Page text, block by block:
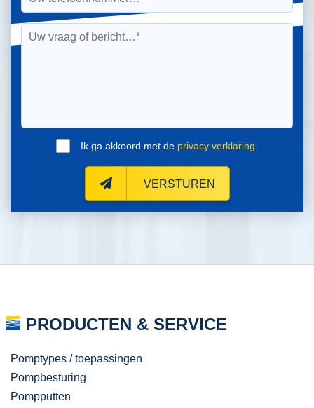
Ik ga akkoord met de privacy verklaring
VERSTUREN
PRODUCTEN & SERVICE
Pomptypes / toepassingen
Pompbesturing
Pompputten